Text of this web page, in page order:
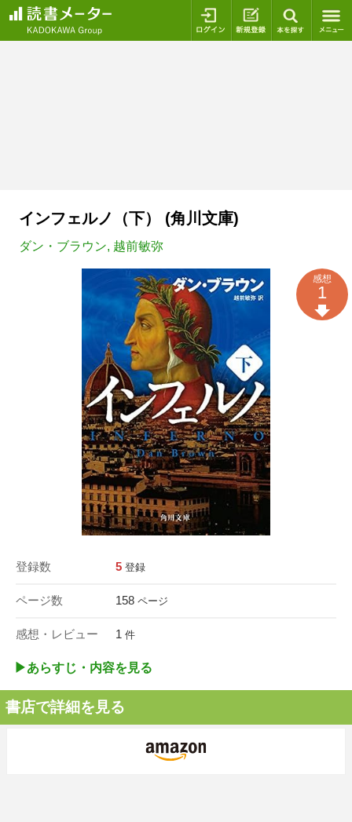
ログイン 新規登録
インフェルノ（下） (角川文庫)
ダン・ブラウン, 越前敏弥
登録数 5 登録
ページ数 158 ページ
感想・レビュー 1 件
感想
1
▶︎あらすじ・内容を見る
書店で詳細を見る